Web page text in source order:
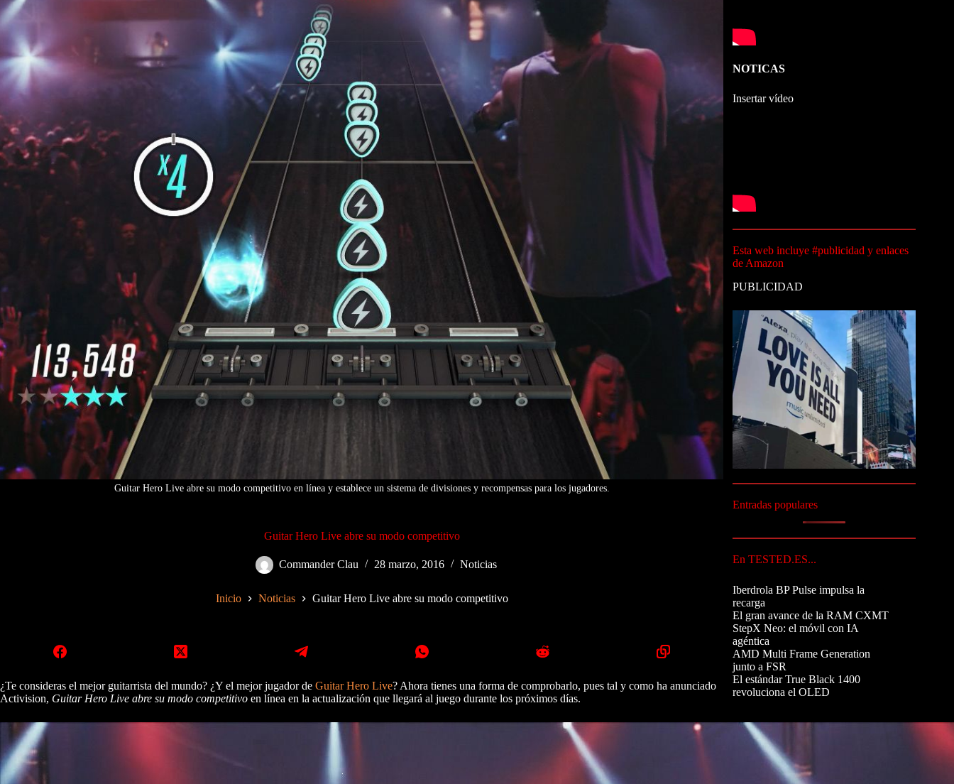
Guitar Hero Live abre su modo competitivo en línea y establece un sistema de divisiones y recompensas para los jugadores.
Guitar Hero Live abre su modo competitivo
Commander Clau 28 marzo, 2016 Noticias
Inicio Noticias Guitar Hero Live abre su modo competitivo
¿Te consideras el mejor guitarrista del mundo? ¿Y el mejor jugador de Guitar Hero Live? Ahora tienes una forma de comprobarlo, pues tal y como ha anunciado
Activision, Guitar Hero Live abre su modo competitivo en línea en la actualización que llegará al juego durante los próximos días.
NOTICAS
Insertar vídeo
Esta web incluye #publicidad y enlaces
de Amazon
PUBLICIDAD
Entradas populares
En TESTED.ES...
Iberdrola BP Pulse impulsa la
recarga
El gran avance de la RAM CXMT
StepX Neo: el móvil con IA
agéntica
AMD Multi Frame Generation
junto a FSR
El estándar True Black 1400
revoluciona el OLED